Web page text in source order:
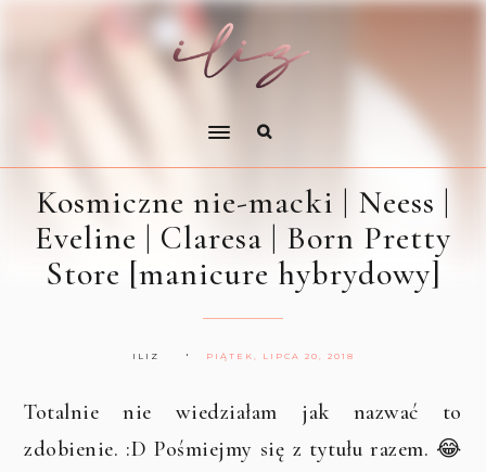
Kosmiczne nie-macki | Neess |
Eveline | Claresa | Born Pretty
Store [manicure hybrydowy]
ILIZ PIĄTEK, LIPCA 20, 2018
Totalnie nie wiedziałam jak nazwać to
zdobienie. :D Pośmiejmy się z tytułu razem. 😂